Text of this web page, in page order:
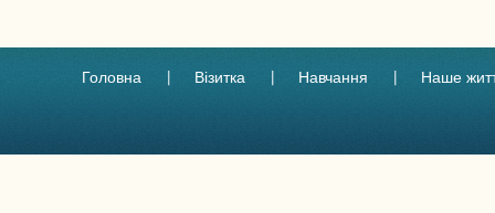
Головна Візитка Навчання Наше